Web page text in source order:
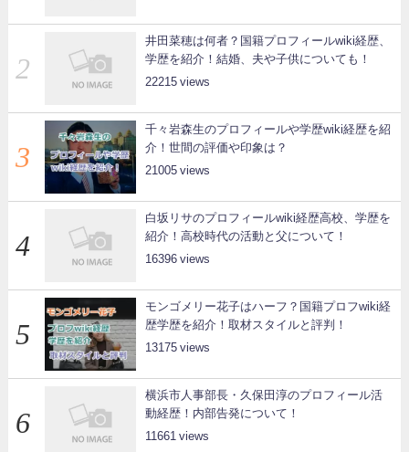
井田菜穂は何者？国籍プロフィールwiki経歴、
学歴を紹介！結婚、夫や子供についても！
22215
千々岩森生のプロフィールや学歴wiki経歴を紹
介！世間の評価や印象は？
21005
白坂リサのプロフィールwiki経歴高校、学歴を
紹介！高校時代の活動と父について！
16396
モンゴメリー花子はハーフ？国籍プロフwiki経
歴学歴を紹介！取材スタイルと評判！
13175
横浜市人事部長・久保田淳のプロフィール活
動経歴！内部告発について！
11661